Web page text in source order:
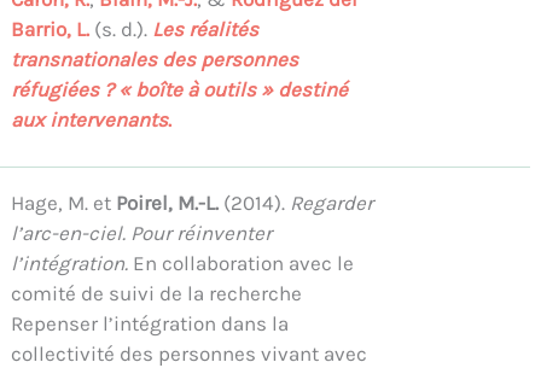
Barrio, L. (s. d.). Les réalités
transnationales des personnes
réfugiées ? « boîte à outils » destiné
aux intervenants.
Hage, M. et Poirel, M.-L. (2014). Regarder
l’arc-en-ciel. Pour réinventer
l’intégration. En collaboration avec le
comité de suivi de la recherche
Repenser l’intégration dans la
collectivité des personnes vivant avec